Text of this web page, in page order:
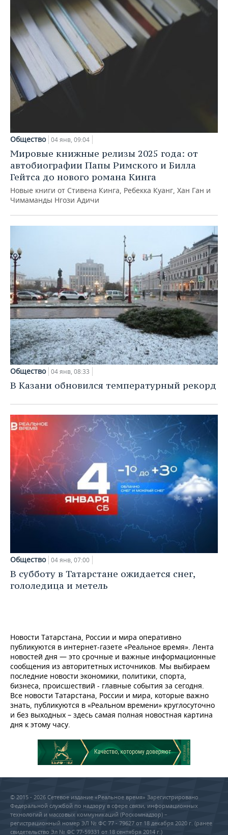
Общество 04 янв, 09:04
Мировые книжные релизы 2025 года: от
автобиографии Папы Римского и Билла
Гейтса до нового романа Кинга
Новые книги от Стивена Кинга, Ребекка Куанг, Хан Ган и
Чимаманды Нгози Адичи
Общество 04 янв, 08:33
В Казани обновился температурный рекорд
Общество 04 янв, 07:00
В субботу в Татарстане ожидается снег,
гололедица и метель
Новости Татарстана, России и мира оперативно
публикуются в интернет-газете «Реальное время». Лента
новостей дня — это срочные и важные информационные
сообщения из авторитетных источников. Мы выбираем
последние новости экономики, политики, спорта,
бизнеса, происшествий - главные события за сегодня.
Все новости Татарстана, России и мира, которые важно
знать, публикуются в «Реальном времени» круглосуточно
и без выходных – здесь самая полная новостная картина
дня к этому часу.
© 2015 - 2026 Сетевое издание «Реальное время» Зарегистрировано
Федеральной службой по надзору в сфере связи, информационных
технологий и массовых коммуникаций (Роскомнадзор) –
регистрационный номер ЭЛ № ФС 77 - 79627 от 18 декабря 2020 г. (ранее
свидетельство Эл № ФС 77-59331 от 18 сентября 2014 г.)